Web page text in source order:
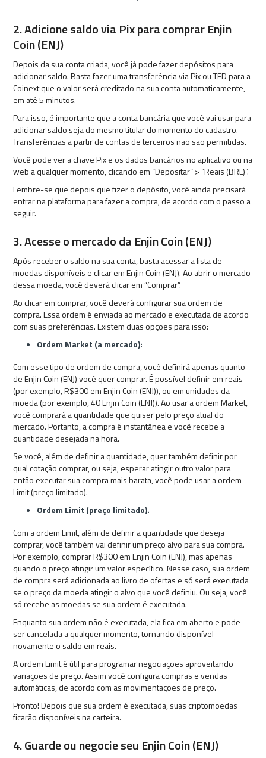
2. Adicione saldo via Pix para comprar Enjin
Coin (ENJ)
Depois da sua conta criada, você já pode fazer depósitos para
adicionar saldo. Basta fazer uma transferência via Pix ou TED para a
Coinext que o valor será creditado na sua conta automaticamente,
em até 5 minutos.
Para isso, é importante que a conta bancária que você vai usar para
adicionar saldo seja do mesmo titular do momento do cadastro.
Transferências a partir de contas de terceiros não são permitidas.
Você pode ver a chave Pix e os dados bancários no aplicativo ou na
web a qualquer momento, clicando em “Depositar” > “Reais (BRL)”.
Lembre-se que depois que fizer o depósito, você ainda precisará
entrar na plataforma para fazer a compra, de acordo com o passo a
seguir.
3. Acesse o mercado da Enjin Coin (ENJ)
Após receber o saldo na sua conta, basta acessar a lista de
moedas disponíveis e clicar em Enjin Coin (ENJ). Ao abrir o mercado
dessa moeda, você deverá clicar em “Comprar”.
Ao clicar em comprar, você deverá configurar sua ordem de
compra. Essa ordem é enviada ao mercado e executada de acordo
com suas preferências. Existem duas opções para isso:
Ordem Market (a mercado):
Com esse tipo de ordem de compra, você definirá apenas quanto
de Enjin Coin (ENJ) você quer comprar. É possível definir em reais
(por exemplo, R$300 em Enjin Coin (ENJ)), ou em unidades da
moeda (por exemplo, 40 Enjin Coin (ENJ)). Ao usar a ordem Market,
você comprará a quantidade que quiser pelo preço atual do
mercado. Portanto, a compra é instantânea e você recebe a
quantidade desejada na hora.
Se você, além de definir a quantidade, quer também definir por
qual cotação comprar, ou seja, esperar atingir outro valor para
então executar sua compra mais barata, você pode usar a ordem
Limit (preço limitado).
Ordem Limit (preço limitado).
Com a ordem Limit, além de definir a quantidade que deseja
comprar, você também vai definir um preço alvo para sua compra.
Por exemplo, comprar R$300 em Enjin Coin (ENJ), mas apenas
quando o preço atingir um valor específico. Nesse caso, sua ordem
de compra será adicionada ao livro de ofertas e só será executada
se o preço da moeda atingir o alvo que você definiu. Ou seja, você
só recebe as moedas se sua ordem é executada.
Enquanto sua ordem não é executada, ela fica em aberto e pode
ser cancelada a qualquer momento, tornando disponível
novamente o saldo em reais.
A ordem Limit é útil para programar negociações aproveitando
variações de preço. Assim você configura compras e vendas
automáticas, de acordo com as movimentações de preço.
Pronto! Depois que sua ordem é executada, suas criptomoedas
ficarão disponíveis na carteira.
4. Guarde ou negocie seu Enjin Coin (ENJ)